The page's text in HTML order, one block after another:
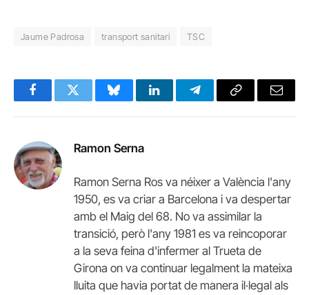
Jaume Padrosa transport sanitari TSC
FacebookTwitter BlueskyLinkedInTelegramCopy
Email
Ramon Serna
Ramon Serna Ros va néixer a València l'any
1950, es va criar a Barcelona i va despertar
amb el Maig del 68. No va assimilar la
transició, però l'any 1981 es va reincoporar
a la seva feina d'infermer al Trueta de
Girona on va continuar legalment la mateixa
lluita que havia portat de manera il·legal als